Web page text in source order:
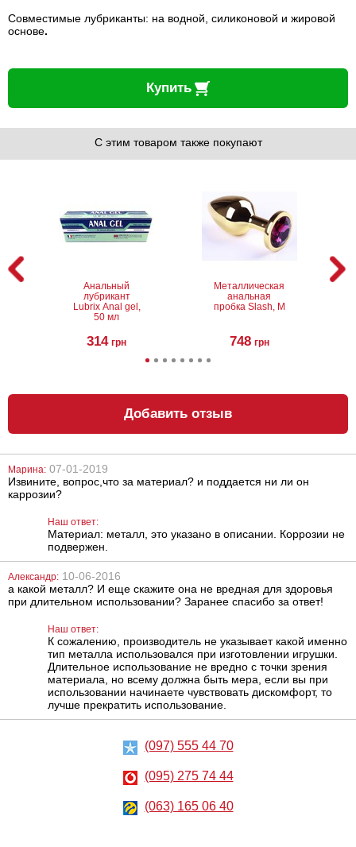
Совместимые лубриканты: на водной, силиконовой и жировой
основе.
Купить
С этим товаром также покупают
Анальный
лубрикант
Lubrix Anal gel,
50 мл
314 грн
Металлическая
анальная
пробка Slash, M
748 грн
Металлическая
668 грн
Реалистичный
1590 грн
Фаллоимитатор
на присоске
Clear Dong
Металлическая
анальная
пробка Heart M
Добавить отзыв
Марина: 07-01-2019
Извините, вопрос,что за материал? и поддается ни ли он
каррозии?
Наш ответ:
Материал: металл, это указано в описании. Коррозии не
подвержен.
Александр: 10-06-2016
а какой металл? И еще скажите она не вредная для здоровья
при длительном использовании? Заранее спасибо за ответ!
Наш ответ:
К сожалению, производитель не указываеткакой именно
тип металла использовался при изготовлении игрушки.
Длительное использование не вредно с точки зрения
материала, но всему должна быть мера, если вы при
использовании начинаете чувствовать дискомфорт, то
лучше прекратить использование.
(097) 555 44 70
(095) 275 74 44
(063) 165 06 40